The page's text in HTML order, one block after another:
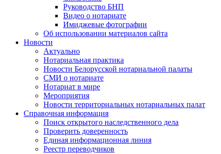
Руководство БНП
Видео о нотариате
Имиджевые фотографии
Об использовании материалов сайта
Новости
Актуально
Нотариальная практика
Новости Белорусской нотариальной палаты
СМИ о нотариате
Нотариат в мире
Мероприятия
Новости территориальных нотариальных палат
Справочная информация
Поиск открытого наследственного дела
Проверить доверенность
Единая информационная линия
Реестр переводчиков